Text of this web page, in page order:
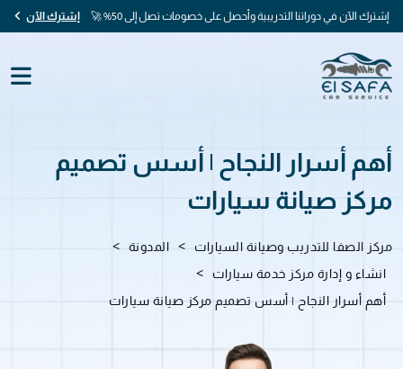
إشترك الآن في دوراتنا التدريبية وأحصل على خصومات تصل إلى 50% 🚀 إشترك الآن
أهم أسرار النجاح | أسس تصميم
مركز صيانة سيارات
مركز الصفا للتدريب وصيانة السيارات > المدونة >
انشاء و إدارة مركز خدمة سيارات >
أهم أسرار النجاح | أسس تصميم مركز صيانة سيارات